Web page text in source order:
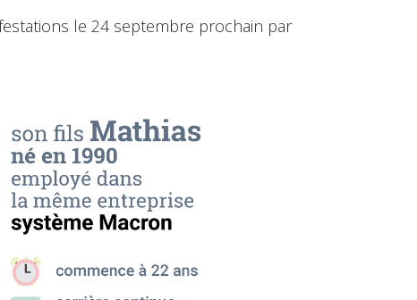
le 24 septembre prochain par